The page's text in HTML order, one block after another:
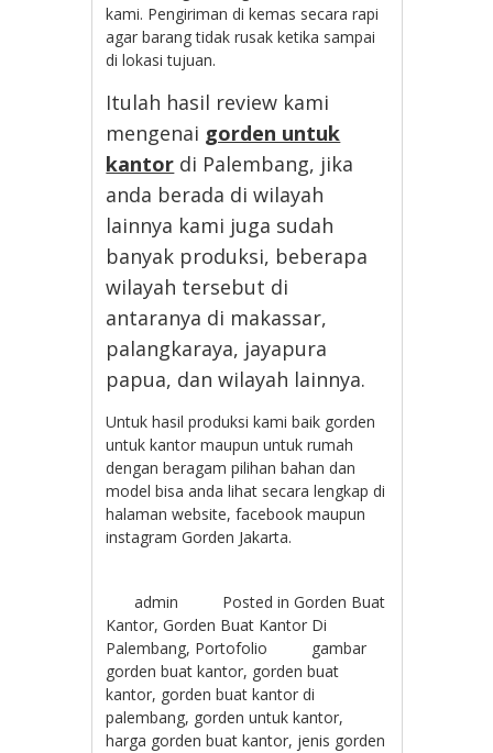
kami. Pengiriman di kemas secara rapi
agar barang tidak rusak ketika sampai
di lokasi tujuan.
Itulah hasil review kami
mengenai gorden untuk
kantor di Palembang, jika
anda berada di wilayah
lainnya kami juga sudah
banyak produksi, beberapa
wilayah tersebut di
antaranya di makassar,
palangkaraya, jayapura
papua, dan wilayah lainnya.
Untuk hasil produksi kami baik gorden
untuk kantor maupun untuk rumah
dengan beragam pilihan bahan dan
model bisa anda lihat secara lengkap di
halaman website, facebook maupun
instagram Gorden Jakarta.
admin Posted inGorden Buat
Kantor,Gorden Buat Kantor Di
Palembang, Portofolio
gambar
gorden buat kantor, gorden buat
kantor, gorden buat kantor di
palembang, gorden untuk kantor,
harga gorden buat kantor, jenis gorden